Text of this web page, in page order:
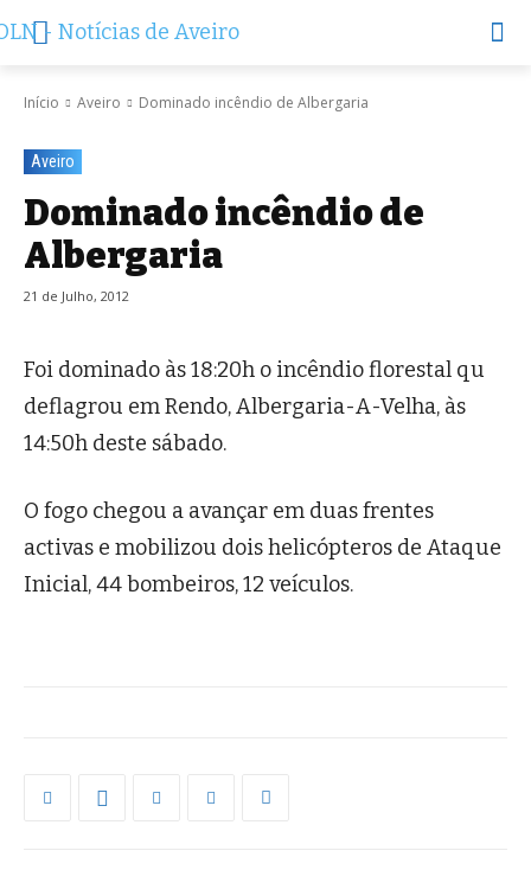
Início Aveiro Dominado incêndio de Albergaria
Aveiro
Dominado incêndio de
Albergaria
21 de Julho, 2012
Foi dominado às 18:20h o incêndio florestal qu
deflagrou em Rendo, Albergaria-A-Velha, às
14:50h deste sábado.
O fogo chegou a avançar em duas frentes
activas e mobilizou dois helicópteros de Ataque
Inicial, 44 bombeiros, 12 veículos.